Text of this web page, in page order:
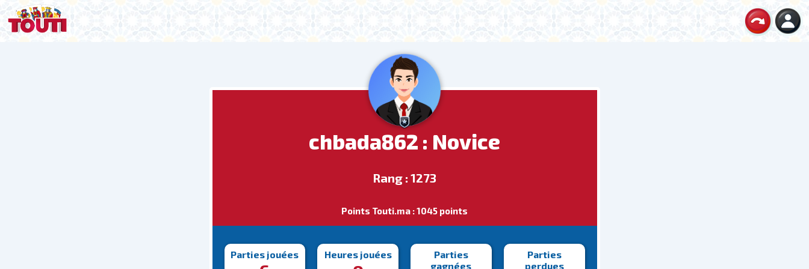
chbada862 : Novice
Rang : 1273
Points Touti.ma : 1045 points
Parties jouées Heures jouées
Parties
gagnées
Parties
perdues